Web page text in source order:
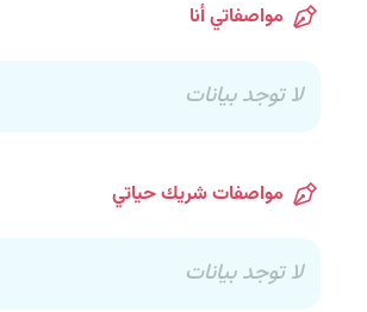
مواصفاتي أنا
لا توجد بيانات
مواصفات شريك حياتي
لا توجد بيانات